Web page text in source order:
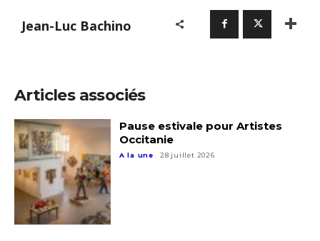
Jean-Luc Bachino
Articles associés
Pause estivale pour Artistes
Occitanie
A la une 28 juillet 2026